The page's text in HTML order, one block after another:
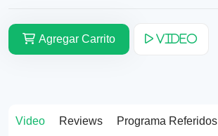
Agregar Carrito Video
Video Reviews Programa Referidos